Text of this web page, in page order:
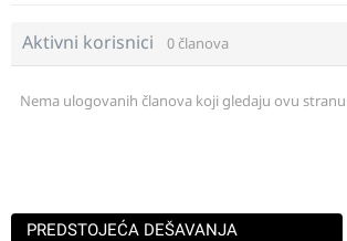
Aktivni korisnici 0 članova
Nema ulogovanih članova koji gledaju ovu
PREDSTOJEĆA DEŠAVANJA